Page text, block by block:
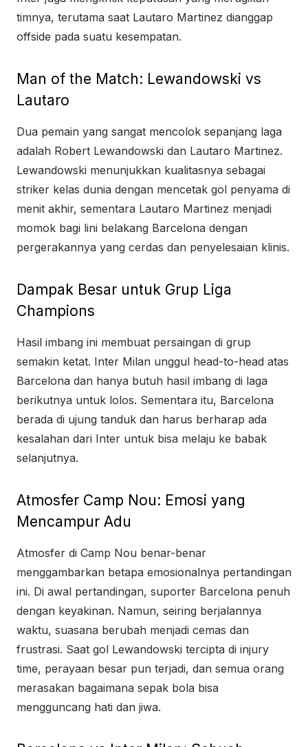
timnya, terutama saat Lautaro Martinez dianggap
offside pada suatu kesempatan.
Man of the Match: Lewandowski vs
Lautaro
Dua pemain yang sangat mencolok sepanjang laga
adalah Robert Lewandowski dan Lautaro Martinez.
Lewandowski menunjukkan kualitasnya sebagai
striker kelas dunia dengan mencetak gol penyama di
menit akhir, sementara Lautaro Martinez menjadi
momok bagi lini belakang Barcelona dengan
pergerakannya yang cerdas dan penyelesaian klinis.
Dampak Besar untuk Grup Liga
Champions
Hasil imbang ini membuat persaingan di grup
semakin ketat. Inter Milan unggul head-to-head atas
Barcelona dan hanya butuh hasil imbang di laga
berikutnya untuk lolos. Sementara itu, Barcelona
berada di ujung tanduk dan harus berharap ada
kesalahan dari Inter untuk bisa melaju ke babak
selanjutnya.
Atmosfer Camp Nou: Emosi yang
Mencampur Adu
Atmosfer di Camp Nou benar-benar
menggambarkan betapa emosionalnya pertandingan
ini. Di awal pertandingan, suporter Barcelona penuh
dengan keyakinan. Namun, seiring berjalannya
waktu, suasana berubah menjadi cemas dan
frustrasi. Saat gol Lewandowski tercipta di injury
time, perayaan besar pun terjadi, dan semua orang
merasakan bagaimana sepak bola bisa
mengguncang hati dan jiwa.